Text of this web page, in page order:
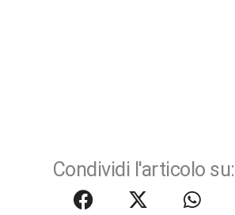
Condividi l'articolo su: